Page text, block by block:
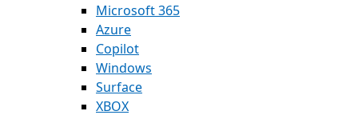
Microsoft 365
Azure
Copilot
Windows
Surface
XBOX